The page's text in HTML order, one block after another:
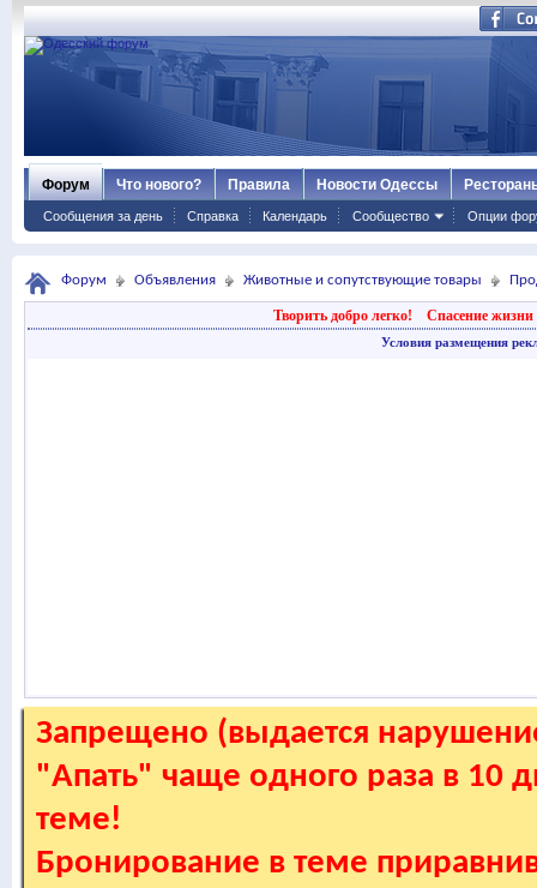
Форум
Сообщения за день Справка Календарь Сообщество Опции
Что нового? Правила Новости Одессы
Форум Объявления Животные и сопутствующие товары
Творить добро легко! Спасение жизни
Условия размещения
Запрещено (выдается
"Апать" чаще одного раза в 10
теме!
Бронирование в теме